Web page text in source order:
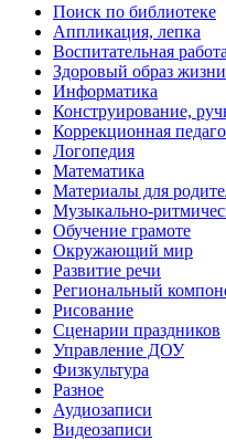
Поиск по библиотеке
Аппликация, лепка
Воспитательная работа
Здоровый образ жизни
Информатика
Конструирование,
Коррекционная
Логопедия
Математика
Материалы для
Музыкально-
Обучение грамоте
Окружающий мир
Развитие речи
Региональный
Рисование
Сценарии праздников
Управление ДОУ
Физкультура
Разное
Аудиозаписи
Видеозаписи